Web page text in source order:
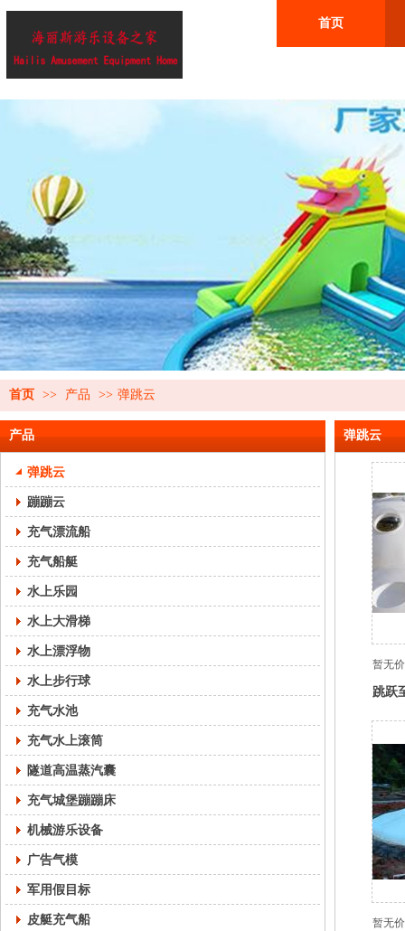
首页
首页 >> 产品 >> 弹跳云
产品
弹跳云
蹦蹦云
充气漂流船
充气船艇
水上乐园
水上大滑梯
水上漂浮物
水上步行球
充气水池
充气水上滚筒
隧道高温蒸汽囊
充气城堡蹦蹦床
机械游乐设备
广告气模
军用假目标
皮艇充气船
弹跳云
暂无
跳跃
暂无